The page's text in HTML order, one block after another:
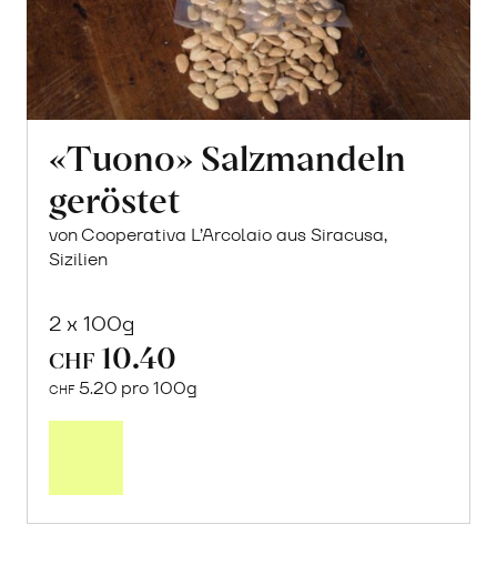
«Tuono» Salzmandeln
geröstet
von Cooperativa L’Arcolaio aus Siracusa,
Sizilien
2 x 100g
CHF 10.40
CHF 5.20 pro 100g